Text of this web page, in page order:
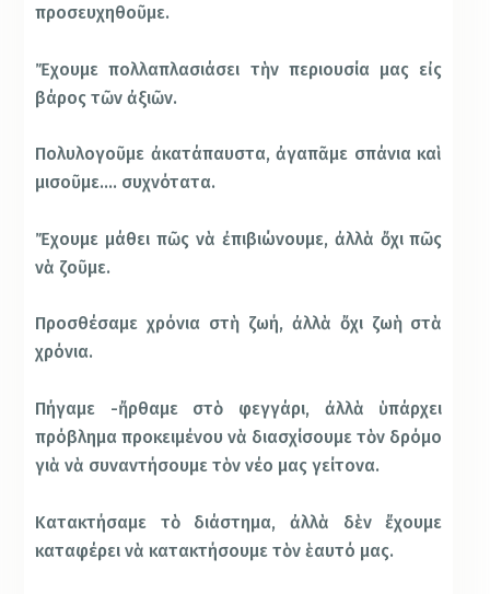
προσευχηθοῦμε.
Ἔχουμε πολλαπλασιάσει τὴν περιουσία μας εἰς
βάρος τῶν ἀξιῶν.
Πολυλογοῦμε ἀκατάπαυστα, ἀγαπᾶμε σπάνια καὶ
μισοῦμε…. συχνότατα.
Ἔχουμε μάθει πῶς νὰ ἐπιβιώνουμε, ἀλλὰ ὄχι πῶς
νὰ ζοῦμε.
Προσθέσαμε χρόνια στὴ ζωή, ἀλλὰ ὄχι ζωὴ στὰ
χρόνια.
Πήγαμε -ἤρθαμε στὸ φεγγάρι, ἀλλὰ ὑπάρχει
πρόβλημα προκειμένου νὰ διασχίσουμε τὸν δρόμο
γιὰ νὰ συναντήσουμε τὸν νέο μας γείτονα.
Κατακτήσαμε τὸ διάστημα, ἀλλὰ δὲν ἔχουμε
καταφέρει νὰ κατακτήσουμε τὸν ἑαυτό μας.